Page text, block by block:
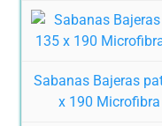
Sabanas Bajeras
x 190